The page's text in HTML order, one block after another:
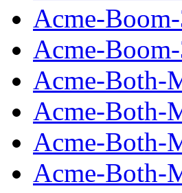
Acme-
Acme-
Acme-Both-
Acme-Both-
Acme-Both-
Acme-Both-